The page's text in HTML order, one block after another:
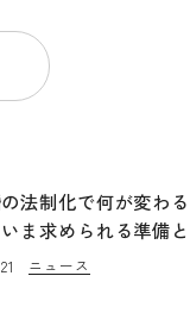
法制化で何が変わ
ま求められる準備
ニュース